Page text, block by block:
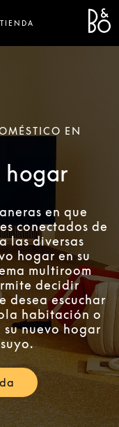
EN
hogar
en que
conectados de
las diversas
hogar en su
multiroom
decidir
desea escuchar
habitación o
nuevo hogar
in New Tab